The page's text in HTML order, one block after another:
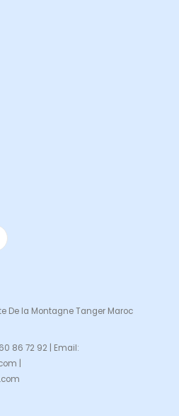
De la Montagne Tanger Maroc
86 72 92 | Email:
|